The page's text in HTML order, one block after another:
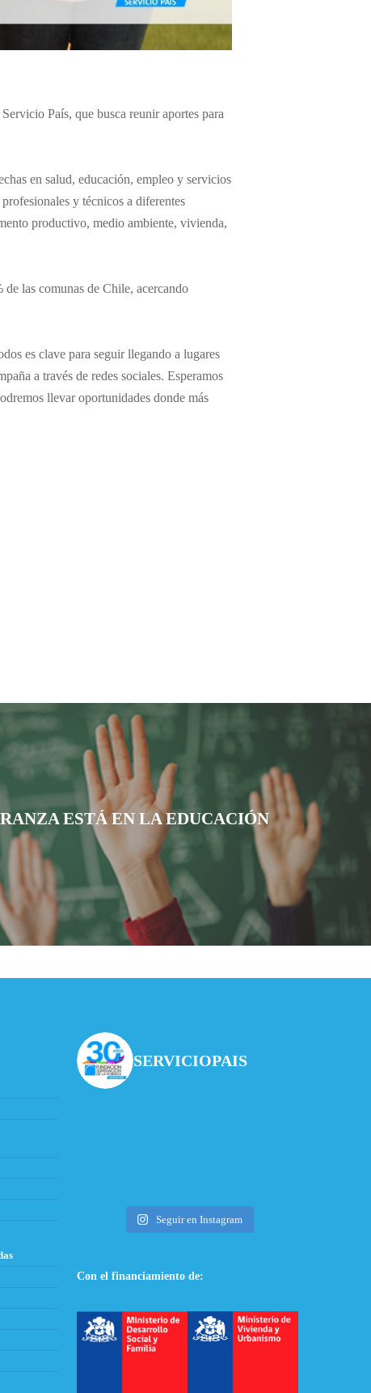
País, que busca reunir aportes para
en salud, educación, empleo y servicios
y técnicos a diferentes
productivo, medio ambiente, vivienda,
las comunas de Chile, acercando
es clave para seguir llegando a lugares
a través de redes sociales. Esperamos
llevar oportunidades donde más
ESTÁ EN LA EDUCACIÓN
SERVICIOPAIS
Seguir en Instagram
Con el financiamiento de: